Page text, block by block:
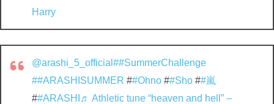
Harry
@arashi_5_official ##SummerChallenge
##ARASHISUMMER ##Ohno ##Sho ##嵐
##ARASHI ♬ Athletic tune “heaven and hell” –